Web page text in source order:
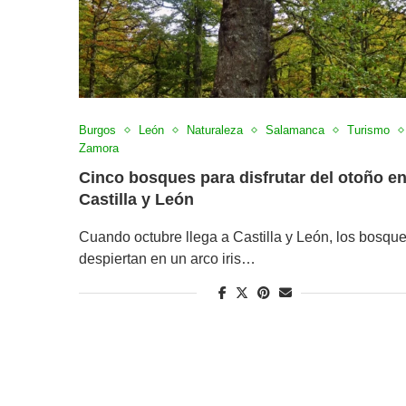
Burgos León Naturaleza Salamanca
Turismo
Zamora
Cinco bosques para disfrutar del otoño en
Castilla y León
Cuando octubre llega a Castilla y León, los
despiertan en un arco iris…